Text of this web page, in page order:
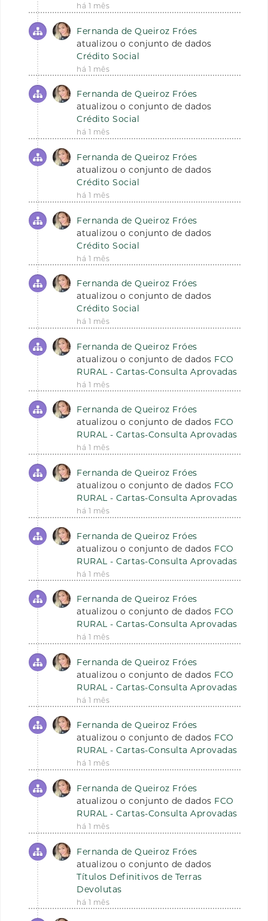
há 1 mês
Fernanda de Queiroz Fróes
atualizou o conjunto de dados
Crédito Social
há 1 mês
Fernanda de Queiroz Fróes
atualizou o conjunto de dados
Crédito Social
há 1 mês
Fernanda de Queiroz Fróes
atualizou o conjunto de dados
Crédito Social
há 1 mês
Fernanda de Queiroz Fróes
atualizou o conjunto de dados
Crédito Social
há 1 mês
Fernanda de Queiroz Fróes
atualizou o conjunto de dados
Crédito Social
há 1 mês
Fernanda de Queiroz Fróes
atualizou o conjunto de dados FCO
RURAL - Cartas-Consulta Aprovadas
há 1 mês
Fernanda de Queiroz Fróes
atualizou o conjunto de dados FCO
RURAL - Cartas-Consulta Aprovadas
há 1 mês
Fernanda de Queiroz Fróes
atualizou o conjunto de dados FCO
RURAL - Cartas-Consulta Aprovadas
há 1 mês
Fernanda de Queiroz Fróes
atualizou o conjunto de dados FCO
RURAL - Cartas-Consulta Aprovadas
há 1 mês
Fernanda de Queiroz Fróes
atualizou o conjunto de dados FCO
RURAL - Cartas-Consulta Aprovadas
há 1 mês
Fernanda de Queiroz Fróes
atualizou o conjunto de dados FCO
RURAL - Cartas-Consulta Aprovadas
há 1 mês
Fernanda de Queiroz Fróes
atualizou o conjunto de dados FCO
RURAL - Cartas-Consulta Aprovadas
há 1 mês
Fernanda de Queiroz Fróes
atualizou o conjunto de dados FCO
RURAL - Cartas-Consulta Aprovadas
há 1 mês
Fernanda de Queiroz Fróes
atualizou o conjunto de dados
Títulos Definitivos de Terras
Devolutas
há 1 mês